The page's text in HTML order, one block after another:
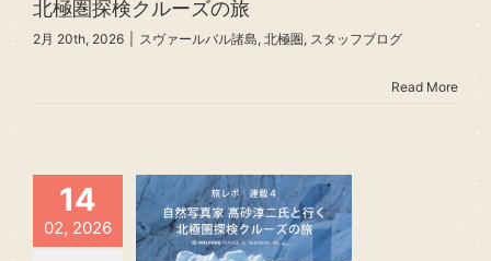
北極圏探検クルーズの旅
2月 20th, 2026 スヴァールバル諸島, 北極圏, スタッフブログ
Read More
14
02, 2026